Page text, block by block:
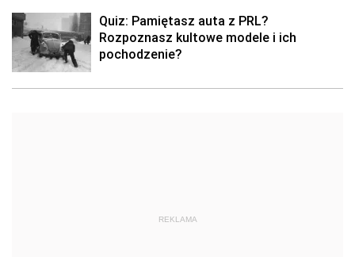
Quiz: Pamiętasz auta z PRL?
Rozpoznasz kultowe modele i ich
pochodzenie?
REKLAMA